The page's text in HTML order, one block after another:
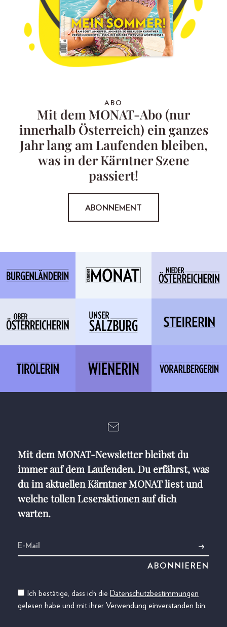
ABO
Mit dem MONAT-Abo (nur
innerhalb Österreich) ein ganzes
Jahr lang am Laufenden bleiben,
was in der Kärntner Szene
passiert!
ABONNEMENT
Mit dem MONAT-Newsletter bleibst du
immer auf dem Laufenden. Du erfährst, was
du im aktuellen Kärntner MONAT liest und
welche tollen Leseraktionen auf dich
warten.
Ich bestätige, dass ich die Datenschutzbestimmungen
gelesen habe und mit ihrer Verwendung einverstanden bin.